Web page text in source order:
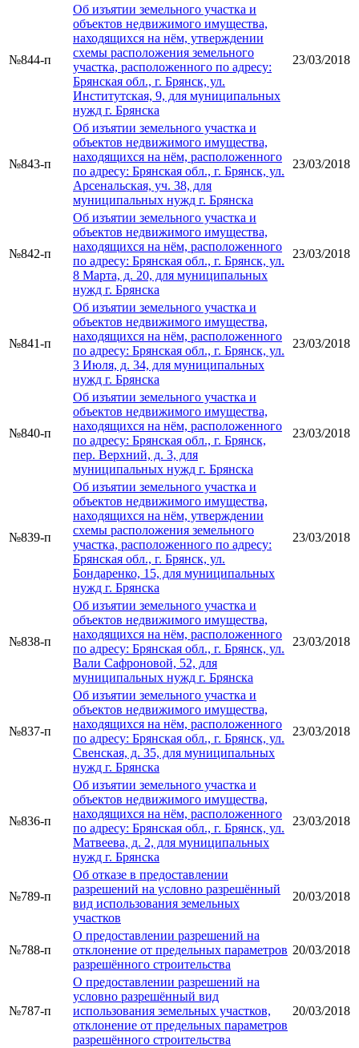
№844-п
Об изъятии земельного участка и
объектов недвижимого имущества,
находящихся на нём, утверждении
схемы расположения земельного
участка, расположенного по адресу:
Брянская обл., г. Брянск, ул.
Институтская, 9, для муниципальных
нужд г. Брянска
23/03/2018
№843-п
Об изъятии земельного участка и
объектов недвижимого имущества,
находящихся на нём, расположенного
по адресу: Брянская обл., г. Брянск, ул.
Арсенальская, уч. 38, для
муниципальных нужд г. Брянска
23/03/2018
№842-п
Об изъятии земельного участка и
объектов недвижимого имущества,
находящихся на нём, расположенного
по адресу: Брянская обл., г. Брянск, ул.
8 Марта, д. 20, для муниципальных
нужд г. Брянска
23/03/2018
№841-п
Об изъятии земельного участка и
объектов недвижимого имущества,
находящихся на нём, расположенного
по адресу: Брянская обл., г. Брянск, ул.
3 Июля, д. 34, для муниципальных
нужд г. Брянска
23/03/2018
№840-п
Об изъятии земельного участка и
объектов недвижимого имущества,
находящихся на нём, расположенного
по адресу: Брянская обл., г. Брянск,
пер. Верхний, д. 3, для
муниципальных нужд г. Брянска
23/03/2018
№839-п
Об изъятии земельного участка и
объектов недвижимого имущества,
находящихся на нём, утверждении
схемы расположения земельного
участка, расположенного по адресу:
Брянская обл., г. Брянск, ул.
Бондаренко, 15, для муниципальных
нужд г. Брянска
23/03/2018
№838-п
Об изъятии земельного участка и
объектов недвижимого имущества,
находящихся на нём, расположенного
по адресу: Брянская обл., г. Брянск, ул.
Вали Сафроновой, 52, для
муниципальных нужд г. Брянска
23/03/2018
№837-п
Об изъятии земельного участка и
объектов недвижимого имущества,
находящихся на нём, расположенного
по адресу: Брянская обл., г. Брянск, ул.
Свенская, д. 35, для муниципальных
нужд г. Брянска
23/03/2018
№836-п
Об изъятии земельного участка и
объектов недвижимого имущества,
находящихся на нём, расположенного
по адресу: Брянская обл., г. Брянск, ул.
Матвеева, д. 2, для муниципальных
нужд г. Брянска
23/03/2018
№789-п
Об отказе в предоставлении
разрешений на условно разрешённый
вид использования земельных
участков
20/03/2018
№788-п
О предоставлении разрешений на
отклонение от предельных параметров
разрешённого строительства
20/03/2018
№787-п
О предоставлении разрешений на
условно разрешённый вид
использования земельных участков,
отклонение от предельных параметров
разрешённого строительства
20/03/2018